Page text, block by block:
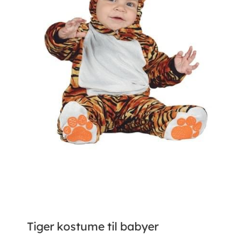
Tiger kostume til babyer